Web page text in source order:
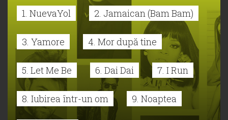
1. NuevaYol 2. Jamaican (Bam Bam)
3. Yamore 4. Mor după tine
5. Let Me Be 6. Dai Dai 7. I Run
8. Iubirea într-un om 9. Noaptea